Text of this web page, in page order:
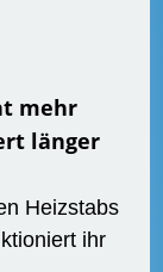
mehr
länger
Heizstabs
ihr